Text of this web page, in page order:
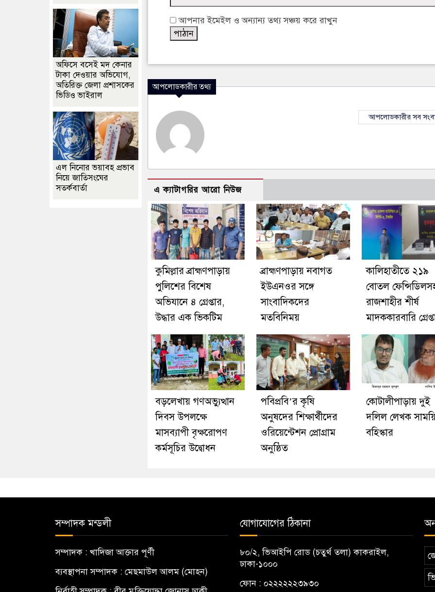
আপনার ইমেইল ও অন্যান্য তথ্য সঞ্চয় করে রাখুন
আপলোডকারীর তথ্য
আপলোডকারীর সব
এ ক্যাটাগরির আরো নিউজ
কুমিল্লার ব্রাহ্মণপাড়ায়
পুলিশের বিশেষ
অভিযানে ৪ গ্রেপ্তার,
উদ্ধার এক ভিকটিম
ব্রাহ্মণপাড়ায় নবাগত
ইউএনওর সঙ্গে
সাংবাদিকদের
মতবিনিময়
কালিহাতীতে ২১৯
বোতল
রাজশাহীর শীর্ষ
মাদককারবারি
বড়লেখায় গণঅভ্যুত্থান
দিবস উপলক্ষে
মাসব্যাপী বৃক্ষরোপণ
কর্মসূচির উদ্বোধন
পবিপ্রবি’র কৃষি
অনুষদের শিক্ষার্থীদের
ওরিয়েন্টেশন প্রোগ্রাম
অনুষ্ঠিত
কোটালীপাড়ায় দুই
দলিল লেখক
বহিস্কার
অফিসে বসেই মদ কেনার
টাকা দেওয়ার অভিযোগ,
অতিরিক্ত জেলা প্রশাসকের
ভিডিও ভাইরাল
এল নিনোর ভয়াবহ প্রভাব
নিয়ে জাতিসংঘের
সতর্কবার্তা
সম্পাদক মন্ডলী
সম্পাদক : খাদিজা আক্তার পূর্ণী
ব্যবস্থাপনা সম্পাদক : মেছমাউল আলম (মোহন)
যোগাযোগের ঠিকানা
৮০/২, ভিআইপি রোড (চতুর্থ তলা) কাকরাইল,
ঢাকা-১০০০
ফোন : ০২২২২২২৩৯৩০